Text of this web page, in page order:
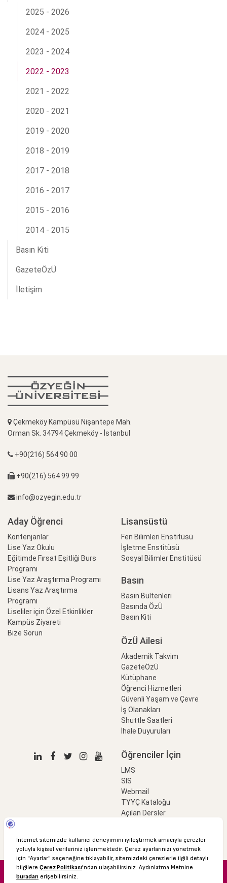
2025 - 2026
2024 - 2025
2023 - 2024
2022 - 2023
2021 - 2022
2020 - 2021
2019 - 2020
2018 - 2019
2017 - 2018
2016 - 2017
2015 - 2016
2014 - 2015
Basın Kiti
GazeteÖzÜ
İletişim
Çekmeköy Kampüsü Nişantepe Mah.
Orman Sk. 34794 Çekmeköy - İstanbul
+90(216) 564 90 00
+90(216) 564 99 99
info@ozyegin.edu.tr
Aday Öğrenci
Kontenjanlar
Lise Yaz Okulu
Eğitimde Fırsat Eşitliği Burs
Programı
Lise Yaz Araştırma Programı
Lisans Yaz Araştırma
Programı
Liseliler için Özel Etkinlikler
Kampüs Ziyareti
Bize Sorun
Lisansüstü
Fen Bilimleri Enstitüsü
İşletme Enstitüsü
Sosyal Bilimler Enstitüsü
Basın
Basın Bültenleri
Basında ÖzÜ
Basın Kiti
ÖzÜ Ailesi
Akademik Takvim
GazeteÖzÜ
Kütüphane
Öğrenci Hizmetleri
Güvenli Yaşam ve Çevre
İş Olanakları
Shuttle Saatleri
İhale Duyuruları
Öğrenciler İçin
LMS
SIS
Webmail
TYYÇ Kataloğu
Açılan Dersler
© 2016 Özyeğin Üniversitesi